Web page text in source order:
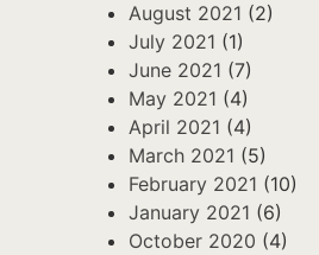
August 2021 (2)
July 2021 (1)
June 2021 (7)
May 2021 (4)
April 2021 (4)
March 2021 (5)
February 2021 (10)
January 2021 (6)
October 2020 (4)